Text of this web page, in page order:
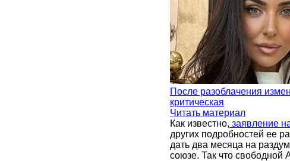
После разоблачения
критическая
Читать материал
Как известно, заявление
других подробностей ее
дать два месяца на
союзе. Так что свободной